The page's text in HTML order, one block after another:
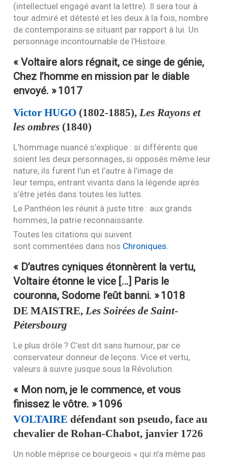
(intellectuel engagé avant la lettre). Il sera tour à
tour admiré et détesté et les deux à la fois, nombre
de contemporains se situant par rapport à lui. Un
personnage incontournable de l’Histoire.
« Voltaire alors régnait, ce singe de génie,
Chez l’homme en mission par le diable
envoyé. »1017
VictorHUGO (1802-1885), Les Rayons et
les ombres (1840)
L’hommage nuancé s’explique : si différents que
soient les deux personnages, si opposés même leur
nature, ils furent l’un et l’autre à l’image de
leur temps, entrant vivants dans la légende après
s’être jetés dans toutes les luttes.
Le Panthéon les réunit à juste titre : aux grands
hommes, la patrie reconnaissante.
Toutes les citations qui suivent
sont commentées dans nos Chroniques.
« D’autres cyniques étonnèrent la vertu,
Voltaire étonne le vice […] Paris le
couronna, Sodome l’eût banni. »1018
DE MAISTRE, Les Soirées de Saint-
Pétersbourg
Le plus drôle ? C’est dit sans humour, par ce
conservateur donneur de leçons. Vice et vertu,
valeurs à suivre jusque sous la Révolution.
« Mon nom, je le commence, et vous
finissez le vôtre. »1096
VOLTAIRE défendant son pseudo, face au
chevalier de Rohan-Chabot, janvier 1726
Un noble méprise ce bourgeois « qui n’a même pas